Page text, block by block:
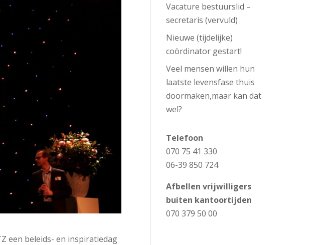
een beleids- en inspiratiedag
Vacature bestuurslid –
secretaris (vervuld)
Nieuwe (tijdelijke)
coördinator gestart!
Veel mensen willen hun
laatste levensfase thuis
doormaken,maar kan dat
wel?
Telefoon
070 75 41 330
06-39 850 724​
Afbellen vrijwilligers
buiten kantoortijden
070 379 50 00